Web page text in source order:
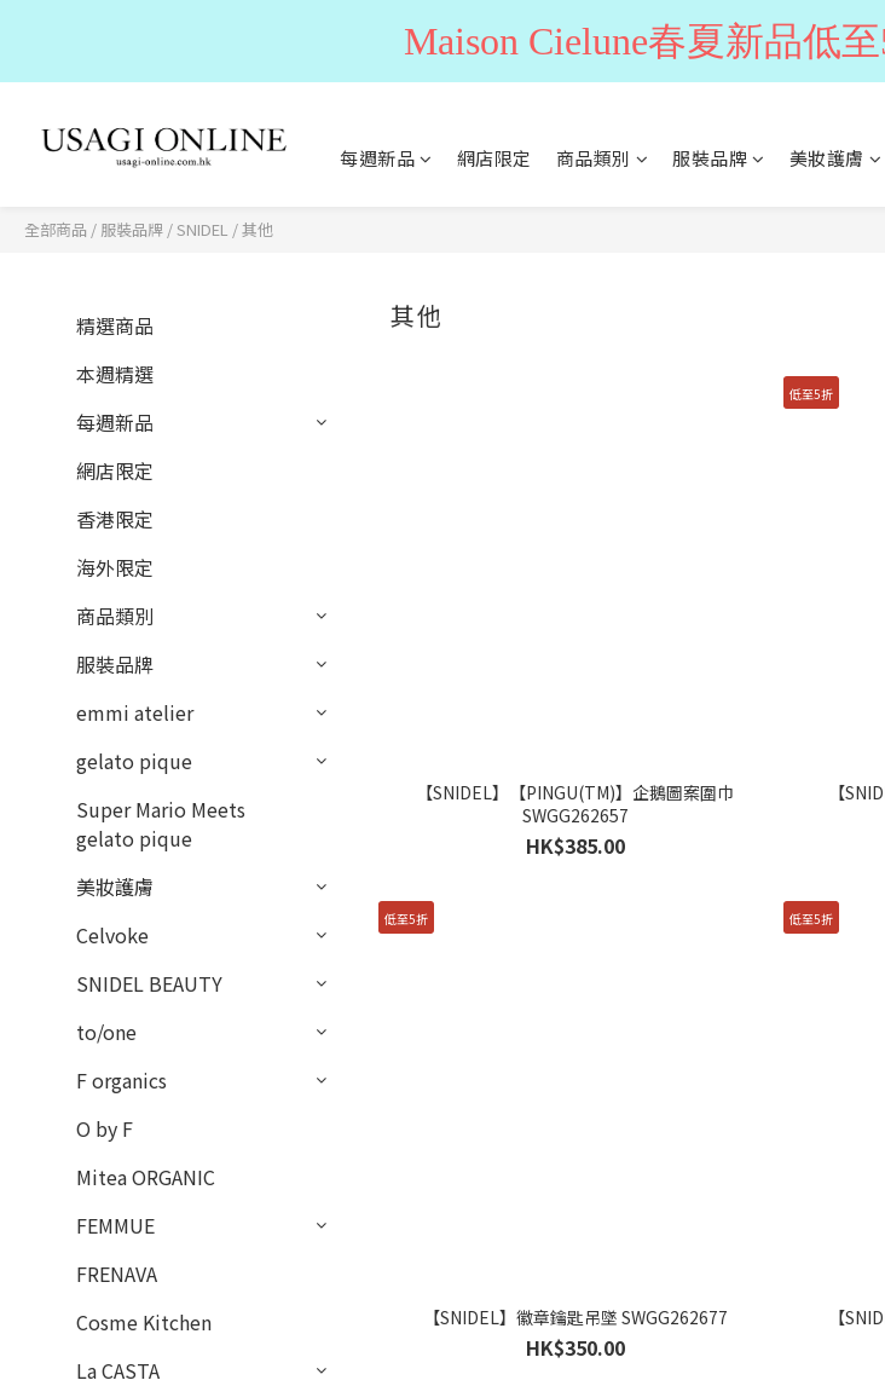
每週新品 網店限定 商品類別 服裝品牌 美妝護膚
全部商品 / 服裝品牌 /SNIDEL /其他
精選商品
本週精選
每週新品
網店限定
香港限定
海外限定
商品類別
服裝品牌
emmi atelier
gelato pique
Super Mario Meets
gelato pique
美妝護膚
Celvoke
SNIDEL BEAUTY
to/one
F organics
O by F
Mitea ORGANIC
FEMMUE
FRENAVA
Cosme Kitchen
La CASTA
其他
【SNIDEL】【PINGU(TM)】企鵝圖案圍巾
SWGG262657
HK$385.00
低至5折
【
低至5折
【SNIDEL】徽章鑰匙吊墜 SWGG262677
HK$350.00
低至5折
【
Maison Cielune春夏新品低